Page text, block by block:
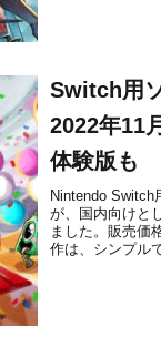
Switch用
2022年11
体験版も
Nintendo Switch
が、国内向けと
ました。販売価
作は、シンプル